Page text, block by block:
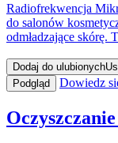
Radiofrekwencja
do salonów
odmładzające skórę.
Dodaj do ulubionych
Podgląd
Dowiedz